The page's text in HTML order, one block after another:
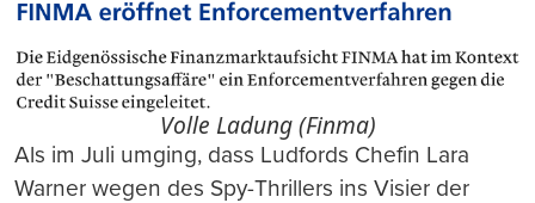
Volle Ladung (Finma)
Als im Juli umging, dass Ludfords Chefin Lara
Warner wegen des Spy-Thrillers ins Visier der